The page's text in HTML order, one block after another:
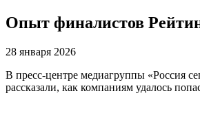
Опыт финалистов
28 января 2026
В пресс-центре медиагруппы «Россия
рассказали, как компаниям удалось